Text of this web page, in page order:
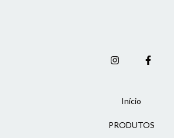
Início
PRODUTOS